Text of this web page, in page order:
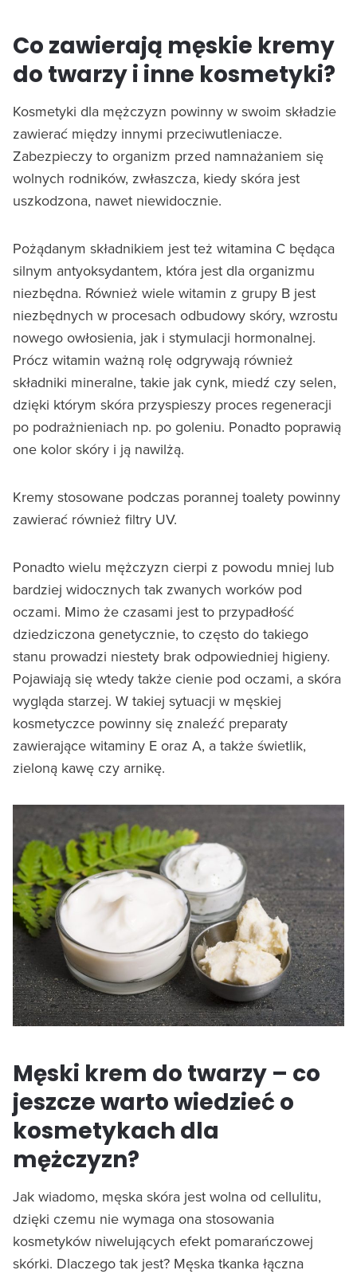
Co zawierają męskie kremy
do twarzy i inne kosmetyki?
Kosmetyki dla mężczyzn powinny w swoim składzie
zawierać między innymi przeciwutleniacze.
Zabezpieczy to organizm przed namnażaniem się
wolnych rodników, zwłaszcza, kiedy skóra jest
uszkodzona, nawet niewidocznie.
Pożądanym składnikiem jest też witamina C będąca
silnym antyoksydantem, która jest dla organizmu
niezbędna. Również wiele witamin z grupy B jest
niezbędnych w procesach odbudowy skóry, wzrostu
nowego owłosienia, jak i stymulacji hormonalnej.
Prócz witamin ważną rolę odgrywają również
składniki mineralne, takie jak cynk, miedź czy selen,
dzięki którym skóra przyspieszy proces regeneracji
po podrażnieniach np. po goleniu. Ponadto poprawią
one kolor skóry i ją nawilżą.
Kremy stosowane podczas porannej toalety powinny
zawierać również filtry UV.
Ponadto wielu mężczyzn cierpi z powodu mniej lub
bardziej widocznych tak zwanych worków pod
oczami. Mimo że czasami jest to przypadłość
dziedziczona genetycznie, to często do takiego
stanu prowadzi niestety brak odpowiedniej higieny.
Pojawiają się wtedy także cienie pod oczami, a skóra
wygląda starzej. W takiej sytuacji w męskiej
kosmetyczce powinny się znaleźć preparaty
zawierające witaminy E oraz A, a także świetlik,
zieloną kawę czy arnikę.
Męski krem do twarzy – co
jeszcze warto wiedzieć o
kosmetykach dla
mężczyzn?
Jak wiadomo, męska skóra jest wolna od cellulitu,
dzięki czemu nie wymaga ona stosowania
kosmetyków niwelujących efekt pomarańczowej
skórki. Dlaczego tak jest? Męska tkanka łączna